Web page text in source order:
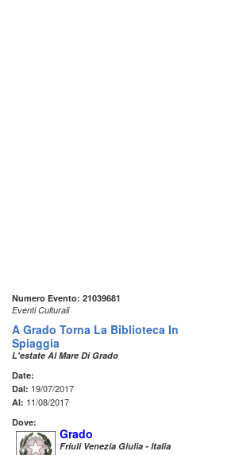
Numero Evento: 21039681
Eventi Culturali
A Grado Torna La Biblioteca In
Spiaggia
L'estate Al Mare Di Grado
Date:
Dal: 19/07/2017
Al: 11/08/2017
Dove:
Grado
Friuli Venezia Giulia - Italia